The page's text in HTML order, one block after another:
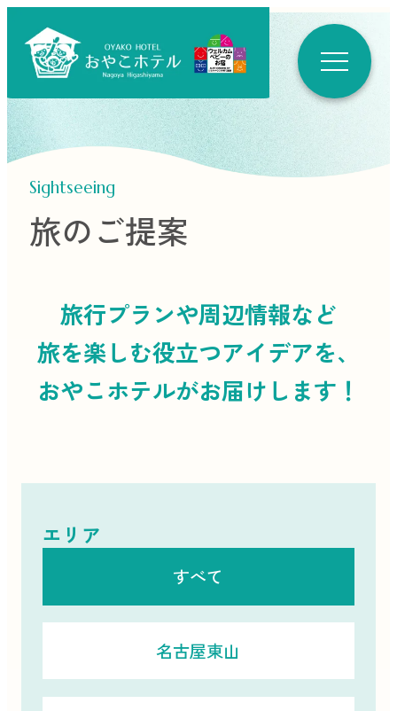
Sightseeing
旅のご提案
旅行プランや周辺情報など
旅を楽しむ役立つアイデアを、
おやこホテルがお届けします！
エリア
すべて
名古屋東山